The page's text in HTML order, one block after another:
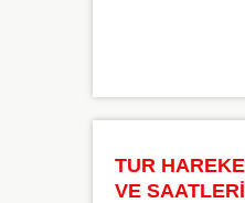
TUR
VE SAATLERİ